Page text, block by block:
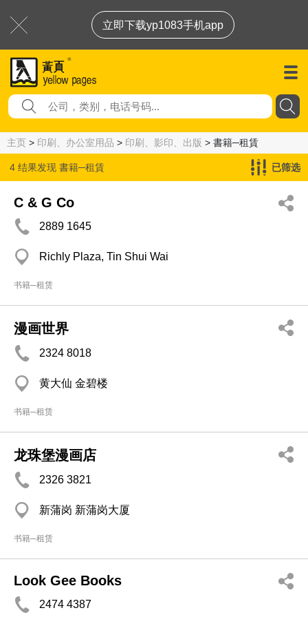
立即下载yp1083手机app
主页 > 印刷、办公室用品 > 印刷、影印、出版 > 書籍─租賃
4 结果发现 書籍─租賃 已筛选
C & G Co
2889 1645
Richly Plaza, Tin Shui Wai
书籍─租赁
漫画世界
2324 8018
黄大仙 金碧楼
书籍─租赁
龙珠堡漫画店
2326 3821
新蒲岗 新蒲岗大厦
书籍─租赁
Look Gee Books
2474 4387